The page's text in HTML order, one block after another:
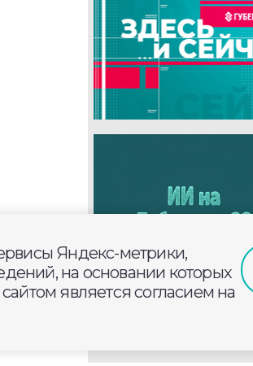
Яндекс-метрики,
на основании которых
является согласием на